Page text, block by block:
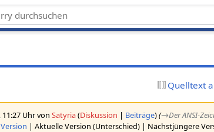
Quelltext
11:27 Uhr vonSatyria(Diskussion | Beiträge)(→‎Der ANSI-
| Aktuelle Version (Unterschied) | Nächstjüngere